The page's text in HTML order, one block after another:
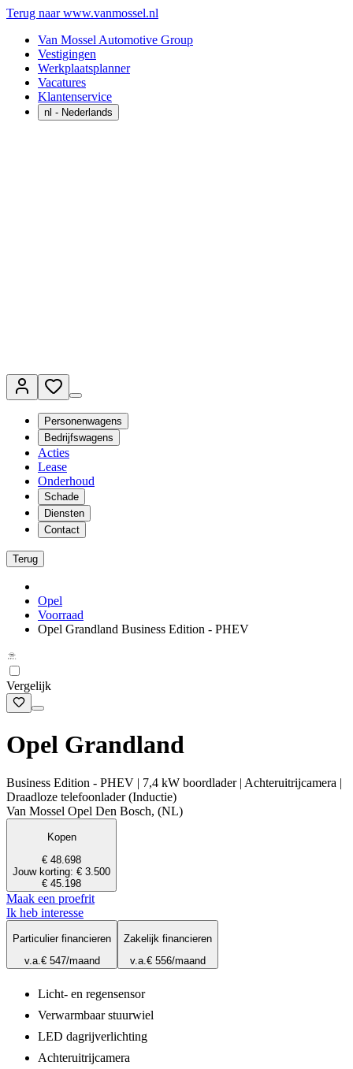
Terug naar www.vanmossel.nl
Van Mossel Automotive Group
Vestigingen
Werkplaatsplanner
Vacatures
Klantenservice
nl - Nederlands
Personenwagens
Bedrijfswagens
Acties
Lease
Onderhoud
Schade
Diensten
Contact
Terug
Opel
Voorraad
Opel Grandland Business Edition - PHEV
Vergelijk
Opel Grandland
Business Edition - PHEV | 7,4 kW boordlader | Achteruitrijcamera |
Draadloze telefoonlader (Inductie)
Van Mossel Opel Den Bosch, (NL)
Kopen
€ 48.698
Jouw korting: € 3.500
€ 45.198
Maak een proefrit
Ik heb interesse
Particulier financieren
v.a.€ 547/maand
Zakelijk financieren
v.a.€ 556/maand
Licht- en regensensor
Verwarmbaar stuurwiel
LED dagrijverlichting
Achteruitrijcamera